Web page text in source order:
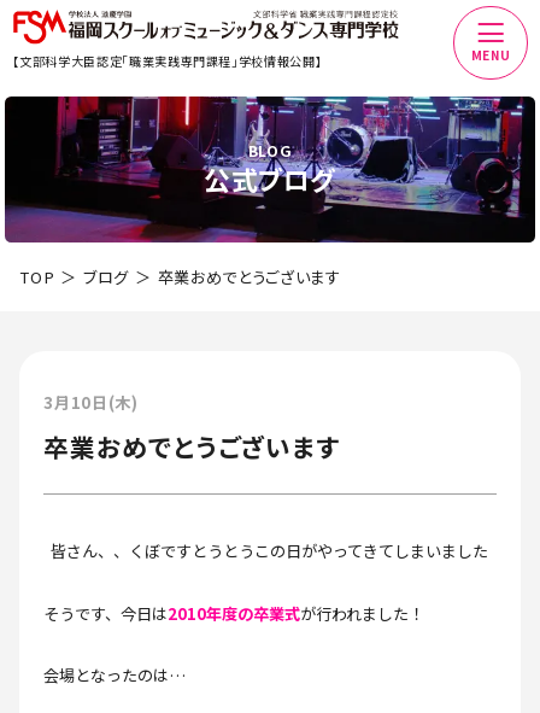
【文部科学大臣認定「職業実践専門課程」学校情報公開】 MENU
BLOG
公式ブログ
TOP ブログ 卒業おめでとうございます
3月10日(木)
卒業おめでとうございます
皆さん、、くぼですとうとうこの日がやってきてしまいました
そうです、今日は2010年度の卒業式が行われました！
会場となったのは…